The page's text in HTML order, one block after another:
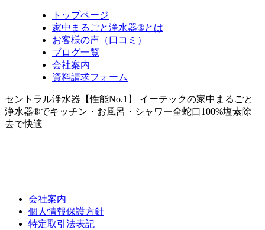
トップページ
家中まるごと浄水器®とは
お客様の声（口コミ）
ブログ一覧
会社案内
資料請求フォーム
セントラル浄水器【性能No.1】 イーテックの家中まるごと
浄水器®でキッチン・お風呂・シャワー全蛇口100%塩素除
去で快適
会社案内
個人情報保護方針
特定取引法表記